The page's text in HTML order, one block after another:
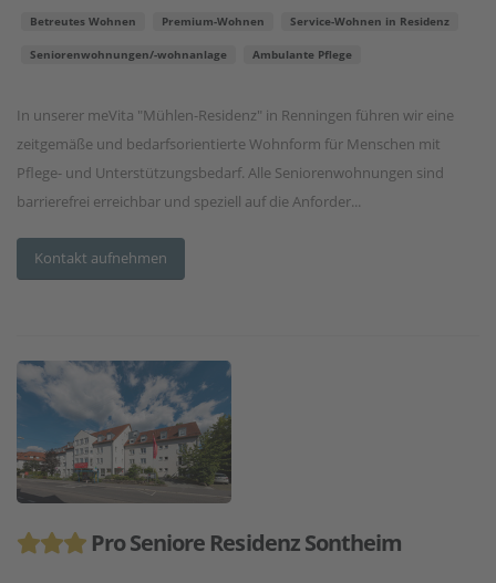
Betreutes Wohnen Premium-Wohnen Service-Wohnen in Residenz
Seniorenwohnungen/-wohnanlage Ambulante Pflege
In unserer meVita "Mühlen-Residenz" in Renningen führen wir eine
zeitgemäße und bedarfsorientierte Wohnform für Menschen mit
Pflege- und Unterstützungsbedarf. Alle Seniorenwohnungen sind
barrierefrei erreichbar und speziell auf die Anforder...
Kontakt aufnehmen
Pro Seniore Residenz Sontheim